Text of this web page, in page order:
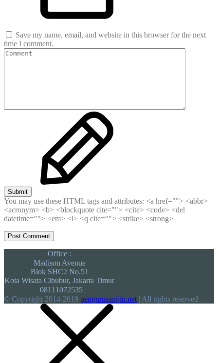
Save my name, email, and website in this browser for the next
time I comment.
Submit
You may use these HTML tags and attributes: <a href=""> <abbr>
<acronym> <b> <blockquote cite=""> <cite> <code> <del
datetime=""> <em> <i> <q cite=""> <strike> <strong>
Office :
Madison Avenue
Blok SHC2 No.51
Kota Wisata Cibubur, Jakarta Timur
08111072535
© Copyright 2014-2019 pengurusanijin.net | All rights reserved